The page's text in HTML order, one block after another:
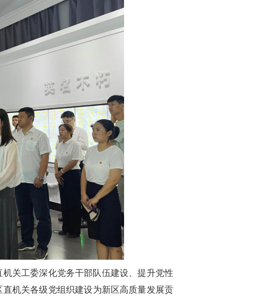
关工委深化党务干部队伍建设、提升党性
机关各级党组织建设为新区高质量发展贡